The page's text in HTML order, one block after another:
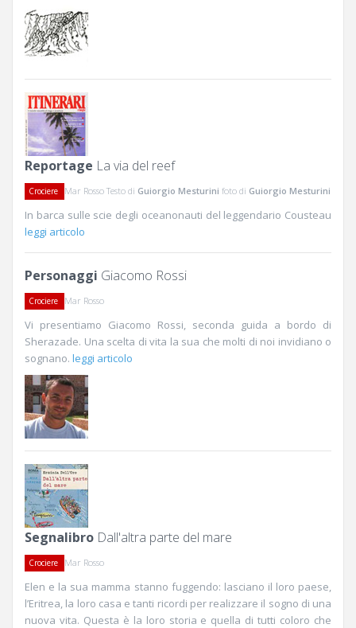
Reportage La via del reef
Crociere Mar Rosso Testo di Guiorgio Mesturini foto di Guiorgio Mesturini
In barca sulle scie degli oceanonauti del leggendario Cousteau
leggi articolo
Personaggi Giacomo Rossi
Crociere Mar Rosso
Vi presentiamo Giacomo Rossi, seconda guida a bordo di
Sherazade. Una scelta di vita la sua che molti di noi invidiano o
sognano. leggi articolo
Segnalibro Dall'altra parte del mare
Crociere Mar Rosso
Elen e la sua mamma stanno fuggendo: lasciano il loro paese,
l’Eritrea, la loro casa e tanti ricordi per realizzare il sogno di una
nuova vita. Questa è la loro storia e quella di tutti coloro che